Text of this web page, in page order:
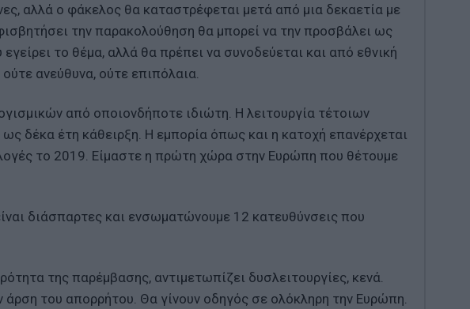
αλλά ο φάκελος θα καταστρέφεται μετά από μια δεκαετία με
την παρακολούθηση θα μπορεί να την προσβάλει ως
το θέμα, αλλά θα πρέπει να συνοδεύεται και από εθνική
ανεύθυνα, ούτε επιπόλαια.
από οποιονδήποτε ιδιώτη. Η λειτουργία τέτοιων
δέκα έτη κάθειρξη. Η εμπορία όπως και η κατοχή επανέρχεται
το 2019. Είμαστε η πρώτη χώρα στην Ευρώπη που θέτουμε
διάσπαρτες και ενσωματώνουμε 12 κατευθύνσεις που
της παρέμβασης, αντιμετωπίζει δυσλειτουργίες, κενά.
άρση του απορρήτου. Θα γίνουν οδηγός σε ολόκληρη την Ευρώπη.